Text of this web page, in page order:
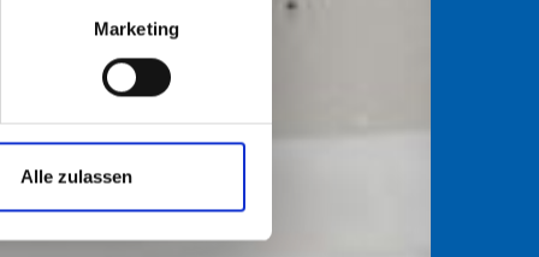
Marketing
Alle zulassen